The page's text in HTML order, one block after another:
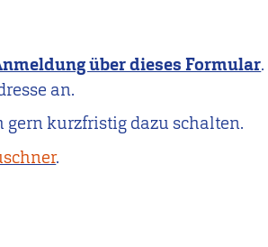
über dieses Formular.
an.
kurzfristig dazu schalten.
.